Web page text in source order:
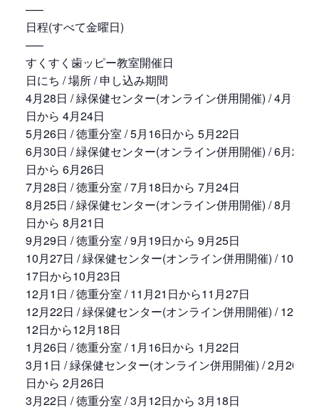
—–
日程(すべて金曜日)
—–
すくすく歯ッピー教室開催日
日にち / 場所 / 申し込み期間
4月28日 / 緑保健センター(オンライン併用開催) / 4月18
日から 4月24日
5月26日 / 徳重分室 / 5月16日から 5月22日
6月30日 / 緑保健センター(オンライン併用開催) / 6月20
日から 6月26日
7月28日 / 徳重分室 / 7月18日から 7月24日
8月25日 / 緑保健センター(オンライン併用開催) / 8月15
日から 8月21日
9月29日 / 徳重分室 / 9月19日から 9月25日
10月27日 / 緑保健センター(オンライン併用開催) / 10月
17日から10月23日
12月1日 / 徳重分室 / 11月21日から11月27日
12月22日 / 緑保健センター(オンライン併用開催) / 12月
12日から12月18日
1月26日 / 徳重分室 / 1月16日から 1月22日
3月1日 / 緑保健センター(オンライン併用開催) / 2月20
日から 2月26日
3月22日 / 徳重分室 / 3月12日から 3月18日